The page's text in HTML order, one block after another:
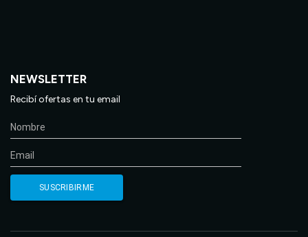
NEWSLETTER
Recibí ofertas en tu email